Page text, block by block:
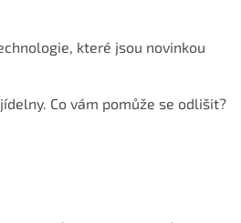
které jsou novinkou
Co vám pomůže se odlišit?